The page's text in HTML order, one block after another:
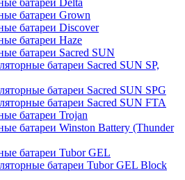
батареи Delta
батареи Grown
батареи Discover
батареи Haze
батареи Sacred SUN
батареи Sacred SUN SP,
батареи Sacred SUN SPG
батареи Sacred SUN FTA
батареи Trojan
батареи Winston Battery (Thunder
батареи Tubor GEL
батареи Tubor GEL Block